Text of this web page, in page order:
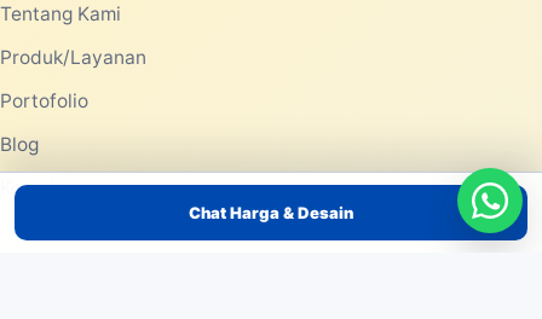
Chat Harga & Desain
Tentang Kami
Produk/Layanan
Portofolio
Blog
Kontak